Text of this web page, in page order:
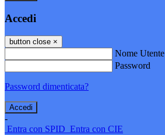
Accedi
button close ×
Nome Utente
Password
Password dimenticata?
-
Entra con SPID Entra con CIE